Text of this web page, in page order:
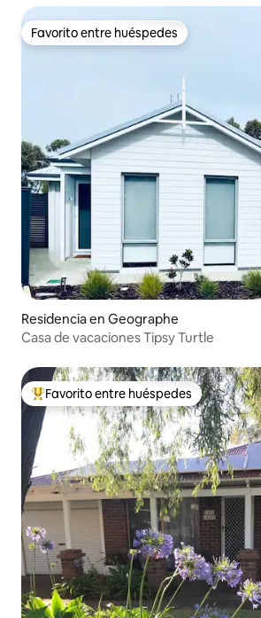
Favorito entre huéspedes
Favorito entre huéspedes
Residencia en Geographe
Casa de vacaciones Tipsy Turtle
De los mejores en Favorito entre
Favorito entre huéspedes